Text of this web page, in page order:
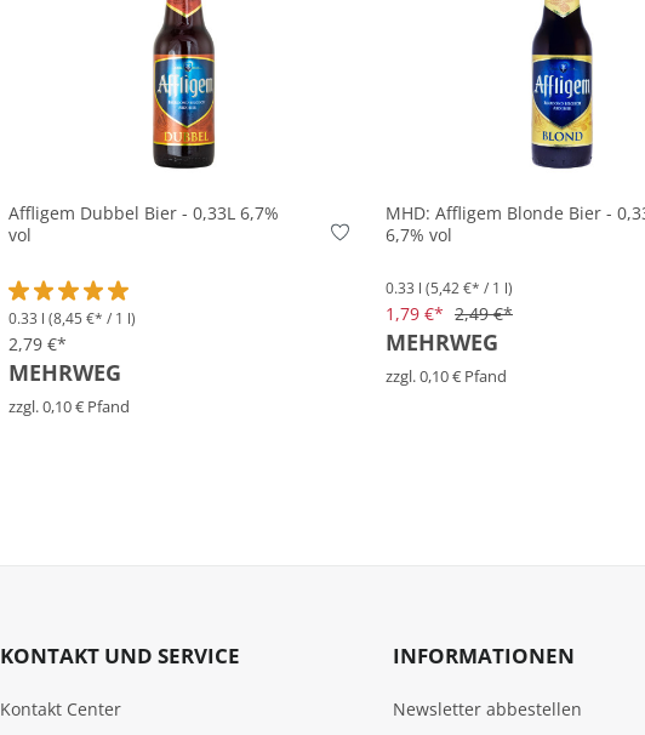
Affligem Dubbel Bier - 0,33L 6,7%
vol
Durchschnittliche Bewertung von 5 von 5 Sternen
0.33 l (8,45 €* / 1 l)
2,79 €*
MEHRWEG
zzgl. 0,10 € Pfand
In den Korb
MHD: Affligem Blonde Bier -
6,7% vol
0.33 l (5,42 €* / 1 l)
1,79 €* 2,49 €*
MEHRWEG
zzgl. 0,10 € Pfand
In den Korb
KONTAKT UND SERVICE
Kontakt Center
INFORMATIONEN
Newsletter abbestellen